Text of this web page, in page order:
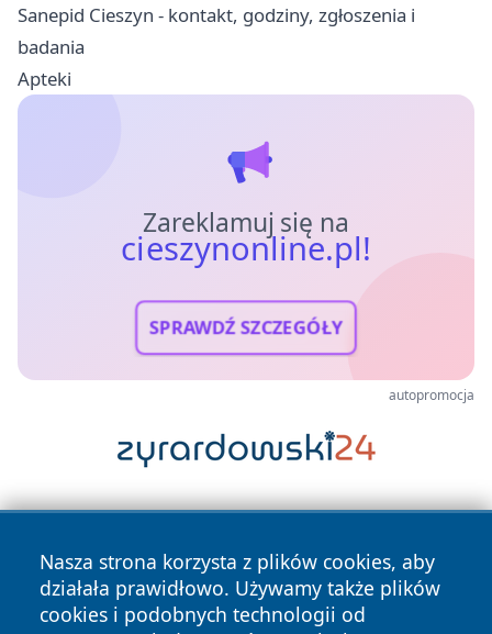
Sanepid Cieszyn - kontakt, godziny, zgłoszenia i
badania
Apteki
Zareklamuj się na
cieszynonline.pl!
SPRAWDŹ SZCZEGÓŁY
autopromocja
Nasza strona korzysta z plików cookies, aby
działała prawidłowo. Używamy także plików
cookies i podobnych technologii od